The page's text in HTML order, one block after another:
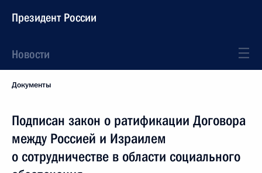
Президент России
Новости
Документы
Подписан закон о ратификации Договора
между Россией и Израилем
о сотрудничестве в области социального